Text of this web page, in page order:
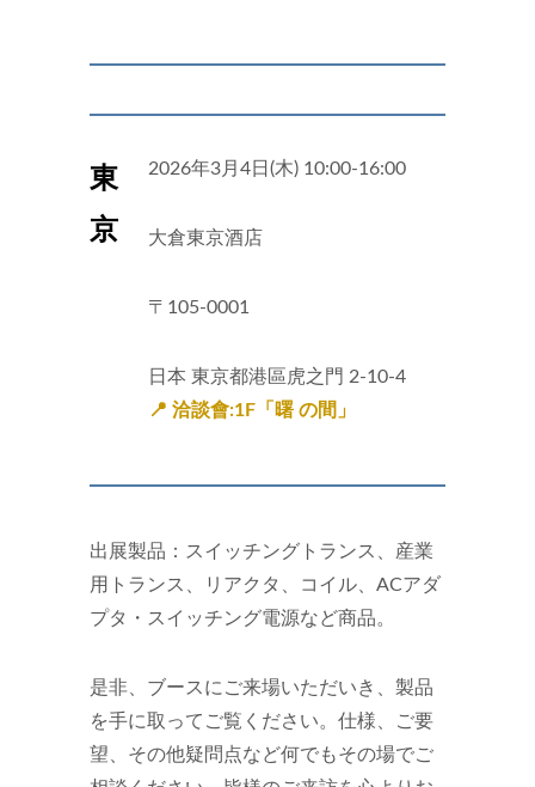
東
京
2026年3月4日(木) 10:00-16:00
大倉東京酒店
〒105-0001
日本 東京都港區虎之門 2-10-4
📍 洽談會:1F「曙 の間」
出展製品：スイッチングトランス、産業
用トランス、リアクタ、コイル、ACアダ
プタ・スイッチング電源など商品。
是非、ブースにご来場いただいき、製品
を手に取ってご覧ください。仕様、ご要
望、その他疑問点など何でもその場でご